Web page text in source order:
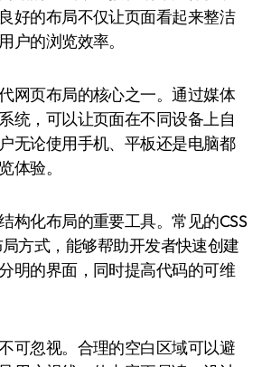
好的布局不仅让页面看起来整洁
户的浏览效率。
网页布局的核心之一。通过媒体
统，可以让页面在不同设备上自
无论使用手机、平板还是电脑都
体验。
构化布局的重要工具。常见的CSS
方式，能够帮助开发者快速创建
明的界面，同时提高代码的可维
可忽视。合理的空白区域可以避